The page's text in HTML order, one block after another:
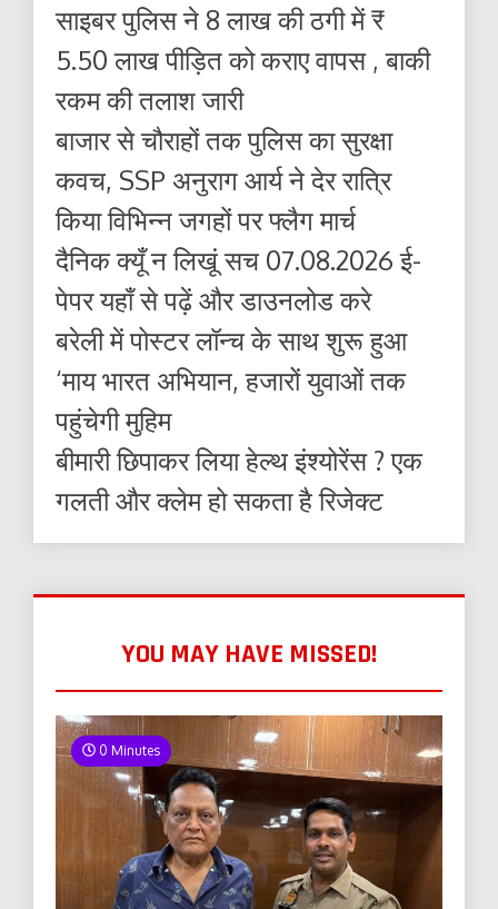
साइबर पुलिस ने 8 लाख की ठगी में ₹
5.50 लाख पीड़ित को कराए वापस , बाकी
रकम की तलाश जारी
बाजार से चौराहों तक पुलिस का सुरक्षा
कवच, SSP अनुराग आर्य ने देर रात्रि
किया विभिन्न जगहों पर फ्लैग मार्च
दैनिक क्यूँ न लिखूं सच 07.08.2026 ई-
पेपर यहाँ से पढ़ें और डाउनलोड करे
बरेली में पोस्टर लॉन्च के साथ शुरू हुआ
‘माय भारत अभियान, हजारों युवाओं तक
पहुंचेगी मुहिम
बीमारी छिपाकर लिया हेल्थ इंश्योरेंस ? एक
गलती और क्लेम हो सकता है रिजेक्ट
YOU MAY HAVE MISSED!
0 Minutes